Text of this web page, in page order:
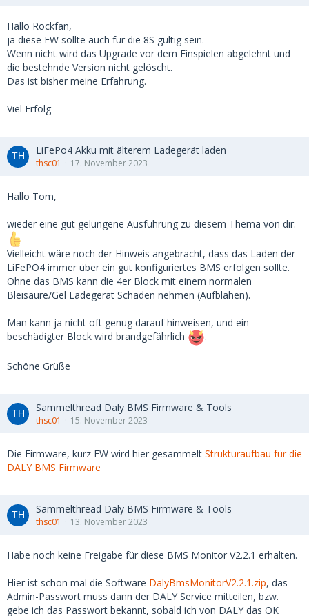
Hallo Rockfan,
ja diese FW sollte auch für die 8S gültig sein.
Wenn nicht wird das Upgrade vor dem Einspielen abgelehnt und
die bestehnde Version nicht gelöscht.
Das ist bisher meine Erfahrung.
Viel Erfolg
LiFePo4 Akku mit älterem Ladegerät laden
thsc01 17. November 2023
Hallo Tom,
wieder eine gut gelungene Ausführung zu diesem Thema von dir.
Vielleicht wäre noch der Hinweis angebracht, dass das Laden der
LiFePO4 immer über ein gut konfiguriertes BMS erfolgen sollte.
Ohne das BMS kann die 4er Block mit einem normalen
Bleisäure/Gel Ladegerät Schaden nehmen (Aufblähen).
Man kann ja nicht oft genug darauf hinweisen, und ein
beschädigter Block wird brandgefährlich
.
Schöne Grüße
Sammelthread Daly BMS Firmware & Tools
thsc01 15. November 2023
Die Firmware, kurz FW wird hier gesammelt Strukturaufbau für die
DALY BMS Firmware
Sammelthread Daly BMS Firmware & Tools
thsc01 13. November 2023
Habe noch keine Freigabe für diese BMS Monitor V2.2.1 erhalten.
Hier ist schon mal die Software DalyBmsMonitorV2.2.1.zip, das
Admin-Passwort muss dann der DALY Service mitteilen, bzw.
gebe ich das Passwort bekannt, sobald ich von DALY das OK